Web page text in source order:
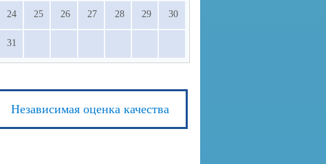
24 25 26 27 28 29 30
31
Независимая оценка качества